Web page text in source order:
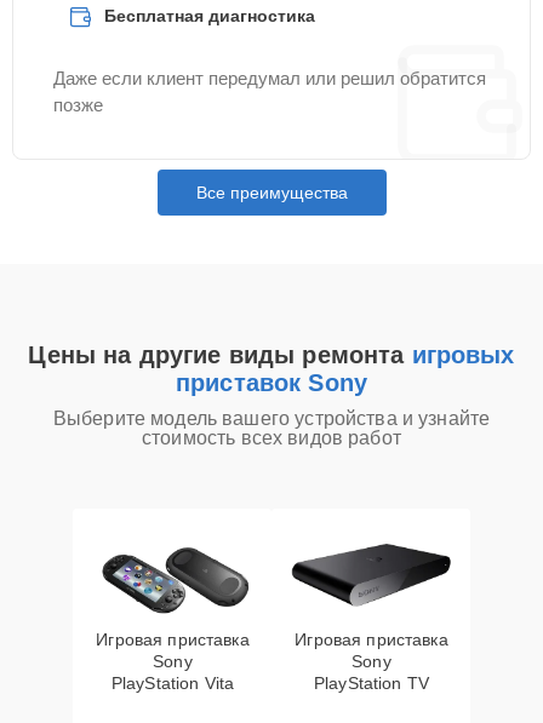
Бесплатная диагностика
Даже если клиент передумал или решил обратится
позже
Все преимущества
Цены на другие виды ремонта игровых
приставок Sony
Выберите модель вашего устройства и узнайте
стоимость всех видов работ
Игровая приставка
Sony
PlayStation Vita
Игровая приставка
Sony
PlayStation TV